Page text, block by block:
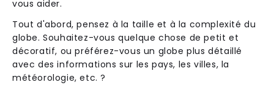
vous aider.
Tout d'abord, pensez à la taille et à la complexité du
globe. Souhaitez-vous quelque chose de petit et
décoratif, ou préférez-vous un globe plus détaillé
avec des informations sur les pays, les villes, la
météorologie, etc. ?